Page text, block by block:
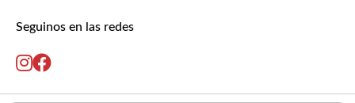
Seguinos en las redes